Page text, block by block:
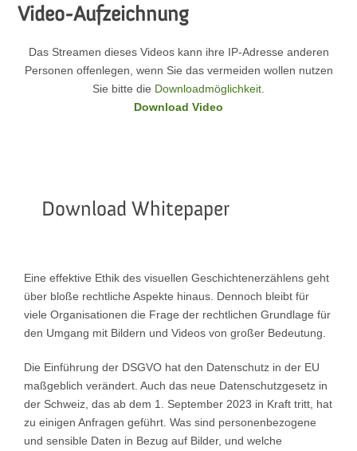
Video-Aufzeichnung
Das Streamen dieses Videos kann ihre IP-Adresse anderen
Personen offenlegen, wenn Sie das vermeiden wollen nutzen
Sie bitte die Downloadmöglichkeit
Download Video
Download Whitepaper
Eine effektive Ethik des visuellen Geschichtenerzählens geht
über bloße rechtliche Aspekte hinaus. Dennoch bleibt für
viele Organisationen die Frage der rechtlichen Grundlage für
den Umgang mit Bildern und Videos von großer Bedeutung.
Die Einführung der DSGVO hat den Datenschutz in der EU
maßgeblich verändert. Auch das neue Datenschutzgesetz in
der Schweiz, das ab dem 1. September 2023 in Kraft tritt, hat
zu einigen Anfragen geführt. Was sind personenbezogene
und sensible Daten in Bezug auf Bilder, und welche